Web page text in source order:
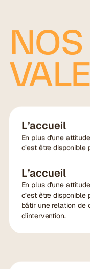
NOS
L’accueil
En plus d'une
c’est être
d’intervention.
L’accueil
En plus d'une
c’est être
bâtir une relation de
d’intervention.